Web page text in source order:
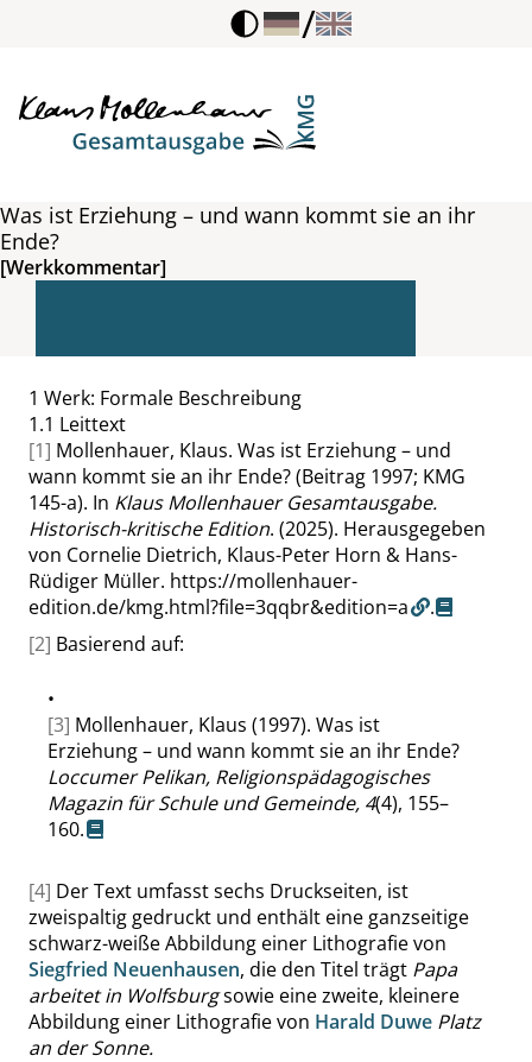
/
Was ist Erziehung – und wann kommt sie an ihr
Ende?
[Werkkommentar]
1 Werk: Formale Beschreibung
1.1 Leittext
[1] Mollenhauer, Klaus. Was ist Erziehung – und
wann kommt sie an ihr Ende? (Beitrag 1997; KMG
145-a). In Klaus Mollenhauer Gesamtausgabe.
Historisch-kritische Edition. (2025). Herausgegeben
von Cornelie Dietrich, Klaus-Peter Horn & Hans-
Rüdiger Müller. https://mollenhauer-
edition.de/kmg.html?file=3qqbr&edition=a
.
[2] Basierend auf:
•
[3] Mollenhauer, Klaus (1997). Was ist
Erziehung – und wann kommt sie an ihr Ende?
Loccumer Pelikan, Religionspädagogisches
Magazin für Schule und Gemeinde, 4(4), 155–
160.
[4] Der Text umfasst sechs Druckseiten, ist
zweispaltig gedruckt und enthält eine ganzseitige
schwarz-weiße Abbildung einer Lithografie von
Siegfried Neuenhausen, die den Titel trägt Papa
arbeitet in Wolfsburgsowie eine zweite, kleinere
Abbildung einer Lithografie von Harald Duwe Platz
an der Sonne.